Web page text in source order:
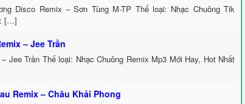
Disco Remix – Sơn Tùng M-TP Thể loại: Nhạc Chuông Tik
[…]
– Jee Trần
Jee Trần Thể loại: Nhạc Chuông Remix Mp3 Mới Hay, Hot Nhất
Remix – Châu Khải Phong